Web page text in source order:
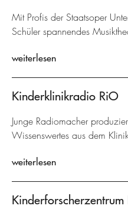
Mit Profis der Staatsoper
Schüler spannendes
weiterlesen
Kinderklinikradio RiO
Junge Radiomacher
Wissenswertes aus dem
weiterlesen
Kinderforscherzentrum